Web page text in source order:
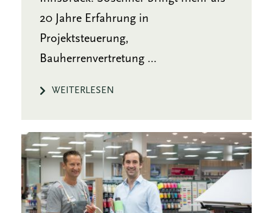
20 Jahre Erfahrung in
Projektsteuerung,
Bauherrenvertretung ...
WEITERLESEN